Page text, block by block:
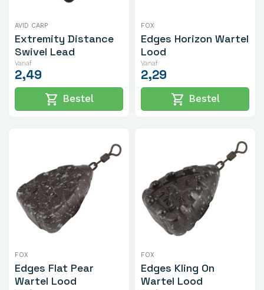
AVID CARP
Extremity Distance
Swivel Lead
Vanaf
2,49
shopping_cart Bestel
FOX
Edges Horizon Wartel
Lood
Vanaf
2,29
shopping_cart Bestel
FOX
Edges Flat Pear
Wartel Lood
FOX
Edges Kling On
Wartel Lood